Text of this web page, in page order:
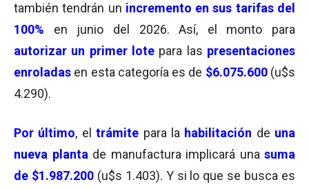
también tendrán un incremento en sus tarifas del
100% en junio del 2026. Así, el monto para
autorizar un primer lote para las presentaciones
enroladas en esta categoría es de $6.075.600 (u$s
4.290).
Por último, eltrámite para la habilitación de una
nueva planta de manufactura implicará una suma
de $1.987.200 (u$s 1.403). Y si lo que se busca es